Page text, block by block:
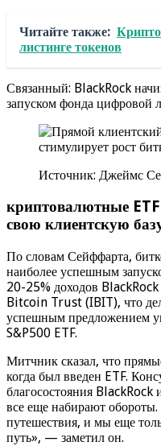
Читайте также:
листинге токенов
Связанный: BlackRock
запуском фонда цифровой
Источник: Джеймс
криптовалютные
свою клиентскую
По словам Сейффарта,
наиболее успешным
20-25% доходов
Bitcoin Trust (IBIT), что
успешным предложением
S&P500 ETF.
Митчник сказал, что
когда был введен ETF.
благосостояния
все еще набирают обороты.
путешествия, и мы еще
путь», — заметил он.